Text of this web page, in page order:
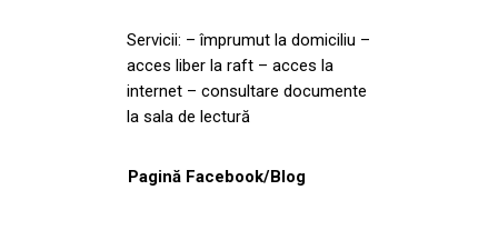
Servicii: – împrumut la domiciliu –
acces liber la raft – acces la
internet – consultare documente
la sala de lectură
Pagină Facebook/Blog